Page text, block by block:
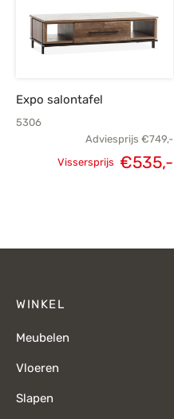
Expo salontafel
5306
Adviesprijs €749,-
Vissersprijs €535,-
WINKEL
Meubelen
Vloeren
Slapen